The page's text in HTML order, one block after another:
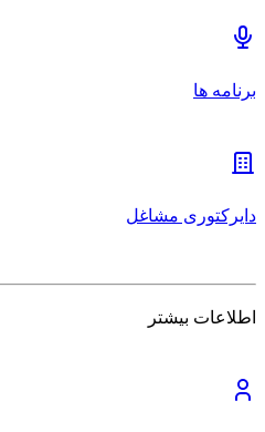
برنامه ها
دایرکتوری مشاغل
اطلاعات بیشتر